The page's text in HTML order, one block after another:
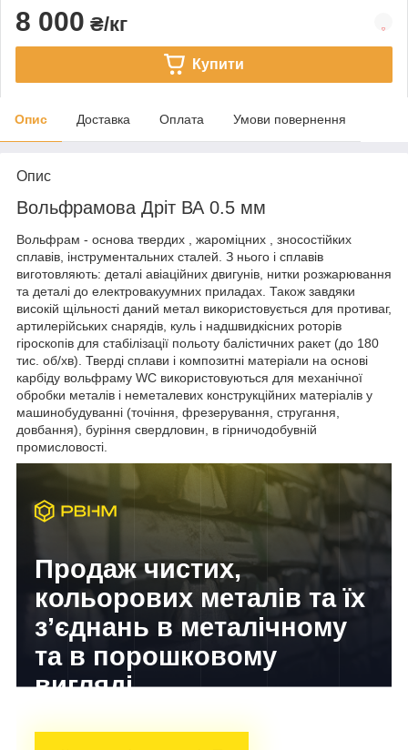
8 000 ₴/кг
Купити
Опис Доставка Оплата Умови повернення
Опис
Вольфрамова Дріт ВА 0.5 мм
Вольфрам - основа твердих , жароміцних , зносостійких
сплавів, інструментальних сталей. З нього і сплавів
виготовляють: деталі авіаційних двигунів, нитки розжарювання
та деталі до електровакуумних приладах. Також завдяки
високій щільності даний метал використовується для противаг,
артилерійських снарядів, куль і надшвидкісних роторів
гіроскопів для стабілізації польоту балістичних ракет (до 180
тис. об/хв). Тверді сплави і композитні матеріали на основі
карбіду вольфраму WC використовуються для механічної
обробки металів і неметалевих конструкційних матеріалів у
машинобудуванні (точіння, фрезерування, стругання,
довбання), буріння свердловин, в гірничодобувній
промисловості.
Продаж чистих,
кольорових металів та їх
з’єднань в металічному
та в порошковому
вигляді